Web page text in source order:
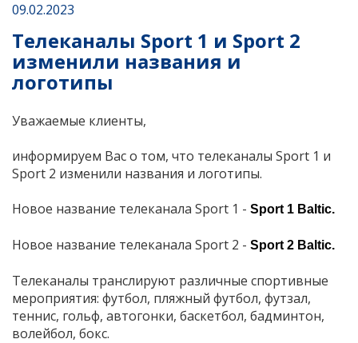
09.02.2023
Телеканалы Sport 1 и Sport 2
изменили названия и
логотипы
Уважаемые клиенты,
информируем Вас о том, что телеканалы Sport 1 и
Sport 2 изменили названия и логотипы.
Новое название телеканала Sport 1 - Sport 1 Baltic.
Новое название телеканала Sport 2 - Sport 2 Baltic.
Телеканалы транслируют различные спортивные
мероприятия: футбол, пляжный футбол, футзал,
теннис, гольф, автогонки, баскетбол, бадминтон,
волейбол, бокс.